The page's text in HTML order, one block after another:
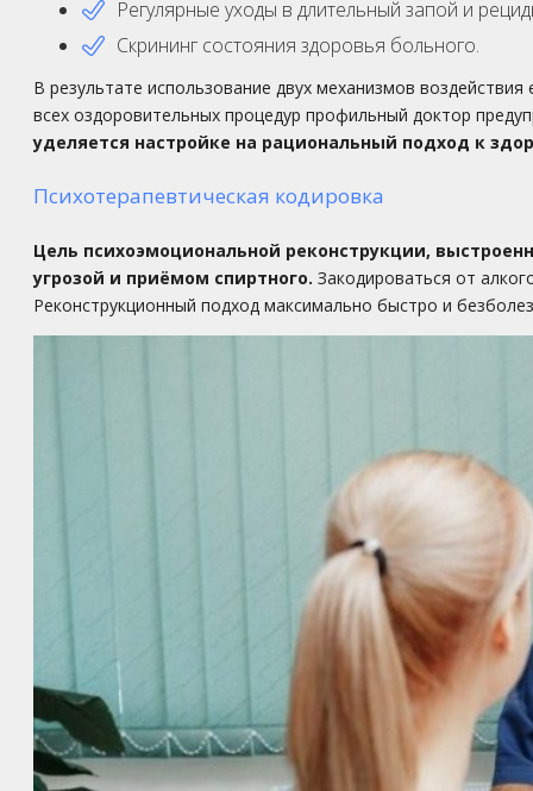
Регулярные уходы в длительный запой и
Скрининг состояния здоровья больного.
В результате использование двух механизмов
всех оздоровительных процедур профильный доктор
уделяется настройке на рациональный подход к
Психотерапевтическая кодировка
Цель психоэмоциональной реконструкции,
угрозой и приёмом спиртного. Закодироваться от
Реконструкционный подход максимально быстро и